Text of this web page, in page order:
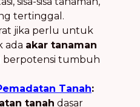
tertinggal.
jika perlu untuk
ada akar tanaman
berpotensi tumbuh
Tanah:
tanah dasar